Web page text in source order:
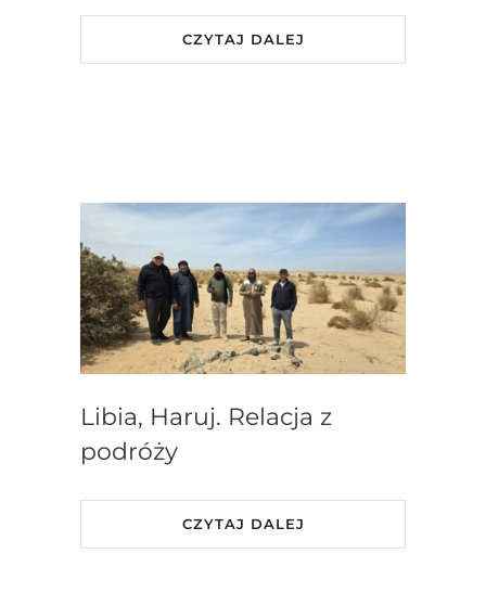
CZYTAJ DALEJ
Libia, Haruj. Relacja z
podróży
CZYTAJ DALEJ